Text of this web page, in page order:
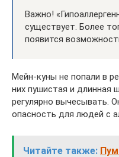
Важно!
существует. Более
появится
Мейн-куны не попали в
них пушистая и длинная
регулярно вычесывать.
опасность для людей с
Читайте также: